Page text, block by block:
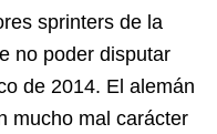
sprinters de la
no poder disputar
de 2014. El alemán
mucho mal carácter